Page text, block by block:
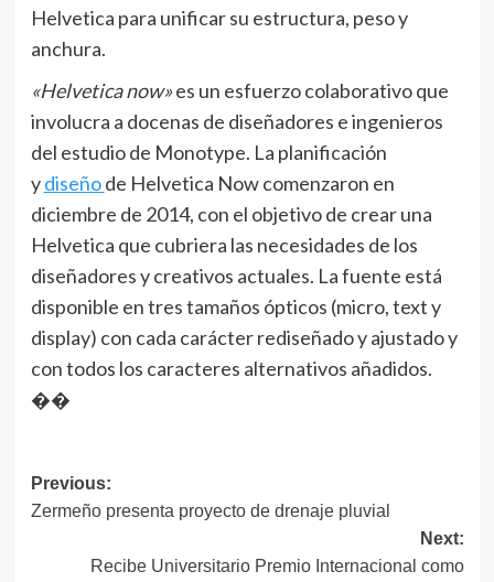
Helvetica para unificar su estructura, peso y
anchura.
«Helvetica now»es un esfuerzo colaborativo que
involucra a docenas de diseñadores e ingenieros
del estudio de Monotype. La planificación
ydiseñode Helvetica Now comenzaron en
diciembre de 2014, con el objetivo de crear una
Helvetica que cubriera las necesidades de los
diseñadores y creativos actuales. La fuente está
disponible en tres tamaños ópticos (micro, text y
display) con cada carácter rediseñado y ajustado y
con todos los caracteres alternativos añadidos.
��
Navegación
de
entradas
Previous:
Zermeño presenta proyecto de drenaje pluvial
Next:
Recibe Universitario Premio Internacional como